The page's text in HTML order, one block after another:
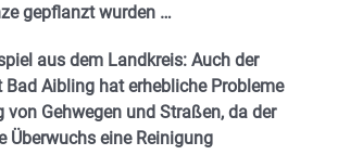
gepflanzt wurden …
aus dem Landkreis: Auch der
Aibling hat erhebliche Probleme
von Gehwegen und Straßen, da der
Überwuchs eine Reinigung